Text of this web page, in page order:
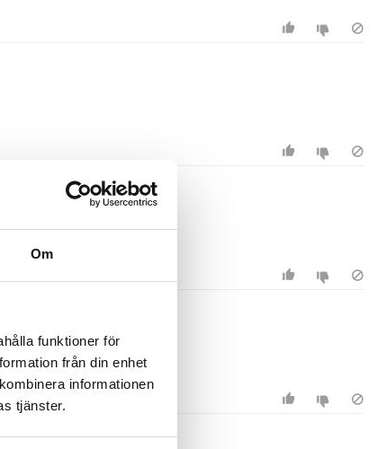
Om
funktioner för
från din enhet
informationen
tjänster.